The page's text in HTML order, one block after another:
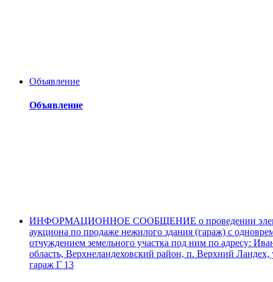
Объявление
Объявление
ИНФОРМАЦИОННОЕ СООБЩЕНИЕ о проведении
аукциона по продаже нежилого здания (гараж) с
отчуждением земельного участка под ним по адресу:
область, Верхнеландеховский район, п. Верхний Ландех,
гараж Г 13